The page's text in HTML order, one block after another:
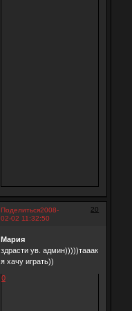
Поделиться 20
2008-
02-02 11:32:50
Мария
здрасти ув. админ)))))тааак
я хачу играть))
0